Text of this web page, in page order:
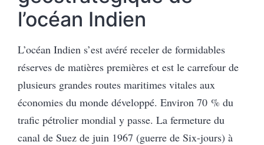
l’océan Indien
L’océan Indien s’est avéré receler de formidables
réserves de matières premières et est le carrefour de
plusieurs grandes routes maritimes vitales aux
économies du monde développé. Environ 70 % du
trafic pétrolier mondial y passe. La fermeture du
canal de Suez de juin 1967 (guerre de Six-jours) à